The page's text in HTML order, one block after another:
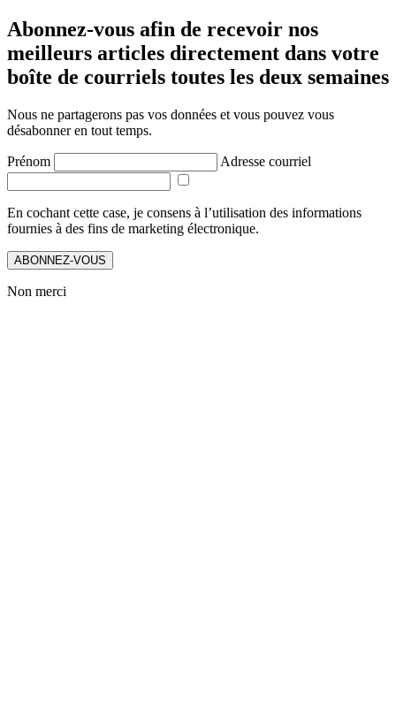
Abonnez-vous afin de recevoir nos
meilleurs articles directement dans votre
boîte de courriels toutes les deux semaines
Nous ne partagerons pas vos données et vous pouvez vous
désabonner en tout temps.
Prénom Adresse courriel
En cochant cette case, je consens à l’utilisation des informations
fournies à des fins de marketing électronique.
ABONNEZ-VOUS
Non merci